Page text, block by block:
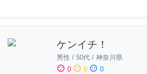
ケンイチ！
男性 / 50代 / 神奈川県
sentiment_satisfied 0 sentiment_neutral 0 sentiment_dissatisfied 0